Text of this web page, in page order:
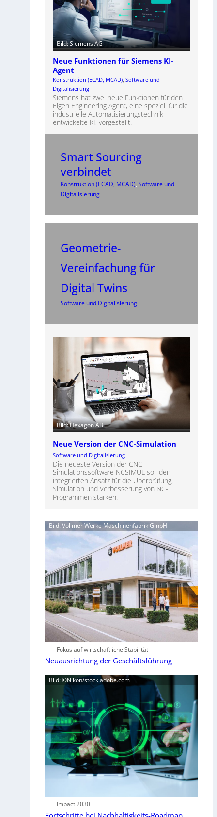
Bild: Siemens AG
Neue Funktionen für Siemens KI-
Agent
Konstruktion (ECAD, MCAD) , Software und
Digitalisierung
Siemens hat zwei neue Funktionen für den
Eigen Engineering Agent, eine speziell für die
industrielle Automatisierungstechnik
entwickelte KI, vorgestellt.
Smart Sourcing
verbindet
Konstruktion (ECAD, MCAD), Software und
Digitalisierung
Geometrie-
Vereinfachung für
Digital Twins
Software und Digitalisierung
Bild: Hexagon AB
Neue Version der CNC-Simulation
Software und Digitalisierung
Die neueste Version der CNC-
Simulationssoftware NCSIMUL soll den
integrierten Ansatz für die Überprüfung,
Simulation und Verbesserung von NC-
Programmen stärken.
Bild: Vollmer Werke Maschinenfabrik GmbH
Fokus auf wirtschaftliche Stabilität
Neuausrichtung der Geschäftsführung
Bild: ©Nikon/stock.adobe.com
Impact 2030